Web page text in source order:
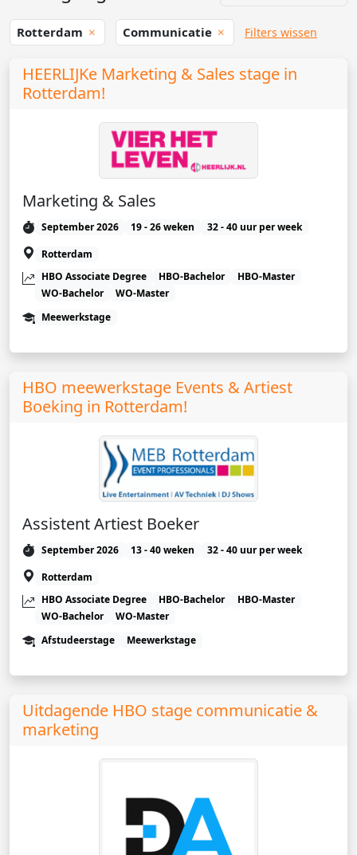
Rotterdam Communicatie Filters wissen
HEERLIJKe Marketing & Sales stage in
Rotterdam!
Marketing & Sales
September 2026 19 - 26 weken
32 - 40 uur per week
Rotterdam
HBO Associate Degree
HBO-Bachelor
HBO-Master
WO-Bachelor
WO-Master
Meewerkstage
HBO meewerkstage Events & Artiest
Boeking in Rotterdam!
Assistent Artiest Boeker
September 2026 13 - 40 weken
32 - 40 uur per week
Rotterdam
HBO Associate Degree
HBO-Bachelor
HBO-Master
WO-Bachelor
WO-Master
Afstudeerstage
Meewerkstage
Uitdagende HBO stage communicatie &
marketing